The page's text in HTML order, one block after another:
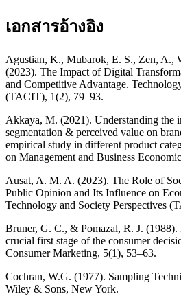
เอกสารอ้างอิง
Agustian, K., Mubarok, E. S., Zen, A.,
(2023). The Impact of Digital
and Competitive Advantage.
(TACIT), 1(2), 79–93.
Akkaya, M. (2021). Understanding the
segmentation & perceived value on
empirical study in different product
on Management and Business
Ausat, A. M. A. (2023). The Role of
Public Opinion and Its Influence on
Technology and Society Perspectives
Bruner, G. C., & Pomazal, R. J.
crucial first stage of the consumer
Consumer Marketing, 5(1), 53–63.
Cochran, W.G. (1977). Sampling
Wiley & Sons, New York.